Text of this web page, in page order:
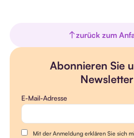
zurück zum
Abonnieren Sie
E-Mail-Adresse
Mit der Anmeldung erklären Sie sich